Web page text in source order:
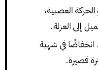
الحركة العصبية،
إلى العزلة.
في شهية
قصيرة.